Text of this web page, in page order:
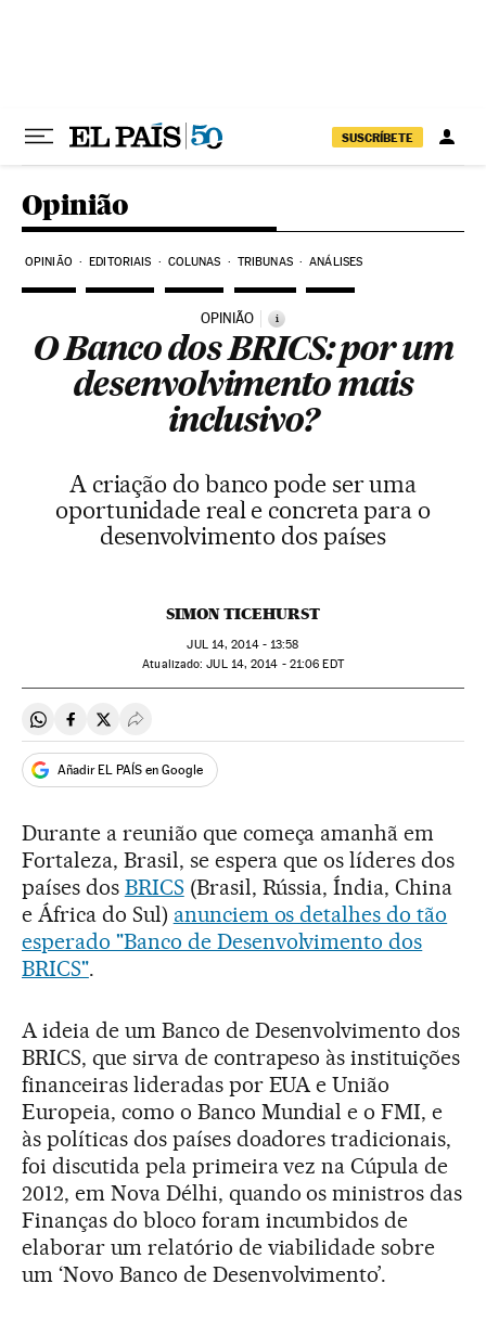
SUSCRÍBETE
Opinião
OPINIÃO EDITORIAIS COLUNAS TRIBUNAS ANÁLISES
OPINIÃO i
O Banco dos BRICS: por um
desenvolvimento mais
inclusivo?
A criação do banco pode ser uma
oportunidade real e concreta para o
desenvolvimento dos países
SIMON TICEHURST
JUL14, 2014 - 13:58
atualizado: JUL14, 2014 - 21:06 EDT
Compartir en Whatsapp
Compartir en Facebook
Compartir en Twitter
Desplegar Redes Sociales
Añadir EL PAÍS en Google
Durante a reunião que começa amanhã em
Fortaleza, Brasil, se espera que os líderes dos
países dos BRICS (Brasil, Rússia, Índia, China
e África do Sul) anunciem os detalhes do tão
esperado "Banco de Desenvolvimento dos
BRICS".
A ideia de um Banco de Desenvolvimento dos
BRICS, que sirva de contrapeso às instituições
financeiras lideradas por EUA e União
Europeia, como o Banco Mundial e o FMI, e
às políticas dos países doadores tradicionais,
foi discutida pela primeira vez na Cúpula de
2012, em Nova Délhi, quando os ministros das
Finanças do bloco foram incumbidos de
elaborar um relatório de viabilidade sobre
um ‘Novo Banco de Desenvolvimento’.